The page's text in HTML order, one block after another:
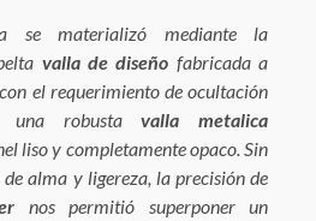
se materializó mediante la
valla de diseño fabricada a
el requerimiento de ocultación
una robustavalla metalica
liso y completamente opaco. Sin
alma y ligereza, la precisión de
nos permitió superponer un